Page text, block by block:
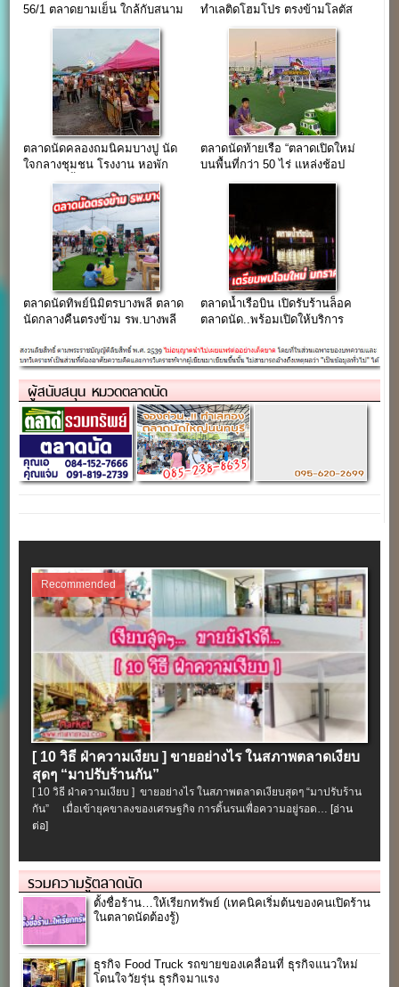
56/1 ตลาดยามเย็น ใกล้กับสนาม
ทำเลติดโฮมโปร ตรงข้ามโลตัส
ตลาดนัดคลองถมนิคมบางปู นัด
ใจกลางชุมชน โรงงาน หอพัก
ตลาดนัดท้ายเรือ “ตลาดเปิดใหม่
บนพื้นที่กว่า 50 ไร่ แหล่งช้อป
แห่งใหม่เมืองสมุทรปราการ”
ตลาดนัดทิพย์นิมิตรบางพลี ตลาด
นัดกลางคืนตรงข้าม รพ.บางพลี
ตลาดน้ำเรือบิน เปิดรับร้านล็อค
ตลาดนัด..พร้อมเปิดให้บริการ
ผู้สนับสนุน หมวดตลาดนัด
Recommended
[ 10 วิธี ฝ่าความเงียบ ] ขายอย่างไร ในสภาพตลาดเงียบ
สุดๆ “มาปรับร้านกัน”
[ 10 วิธี ฝ่าความเงียบ ] ขายอย่างไร ในสภาพตลาดเงียบสุดๆ “มาปรับร้าน
กัน” เมื่อเข้ายุคขาลงของเศรษฐกิจ การดิ้นรนเพื่อความอยู่รอด… [อ่าน
ต่อ]
รวมความรู้ตลาดนัด
ตั้งชื่อร้าน…ให้เรียกทรัพย์ (เทคนิคเริ่มต้นของคนเปิดร้าน
ในตลาดนัดต้องรู้)
ธุรกิจ Food Truck รถขายของเคลื่อนที่ ธุรกิจแนวใหม่
โดนใจวัยรุ่น ธุรกิจมาแรง